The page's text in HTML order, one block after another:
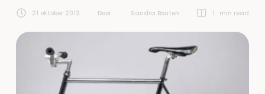
21 oktober 2013 Door: Sandra Bouten 1 min read